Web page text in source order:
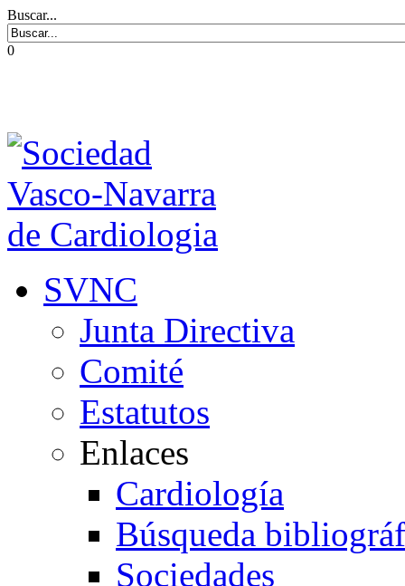
Buscar...
0
SVNC
Junta Directiva
Comité
Estatutos
Enlaces
Cardiología
Búsqueda
Sociedades